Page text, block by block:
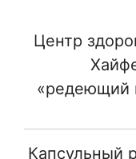
Центр
«редеющий
Капсульный